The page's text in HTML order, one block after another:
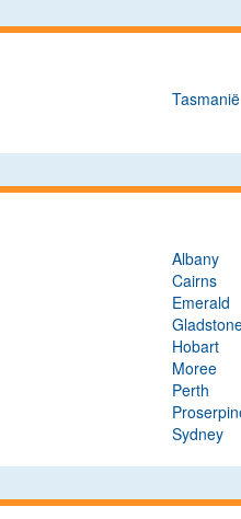
Tasmanië
Albany
Cairns
Emerald
Hobart
Moree
Perth
Sydney